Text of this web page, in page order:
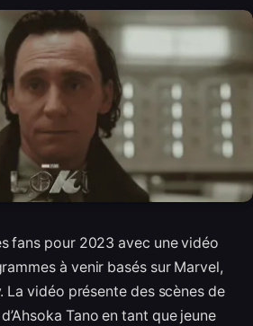
fans pour 2023 avec une vidéo
à venir basés sur Marvel,
La vidéo présente des scènes de
Tano en tant que jeune